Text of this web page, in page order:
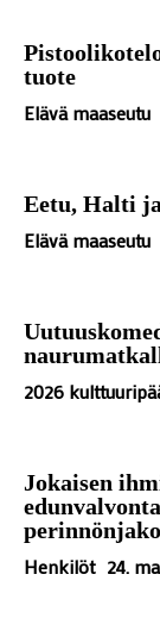
tuote
Elävä maaseutu
Eetu, Halti
Elävä maaseutu
2026
Jokaisen
Henkilöt 24.